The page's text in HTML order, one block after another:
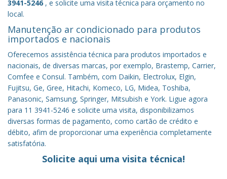
3941-5246 , e solicite uma visita técnica para orçamento no
local.
Manutenção ar condicionado para produtos
importados e nacionais
Oferecemos assistência técnica para produtos importados e
nacionais, de diversas marcas, por exemplo, Brastemp, Carrier,
Comfee e Consul. Também, com Daikin, Electrolux, Elgin,
Fujitsu, Ge, Gree, Hitachi, Komeco, LG, Midea, Toshiba,
Panasonic, Samsung, Springer, Mitsubish e York. Ligue agora
para 11 3941-5246 e solicite uma visita, disponibilizamos
diversas formas de pagamento, como cartão de crédito e
débito, afim de proporcionar uma experiência completamente
satisfatória.
Solicite aqui uma visita técnica!